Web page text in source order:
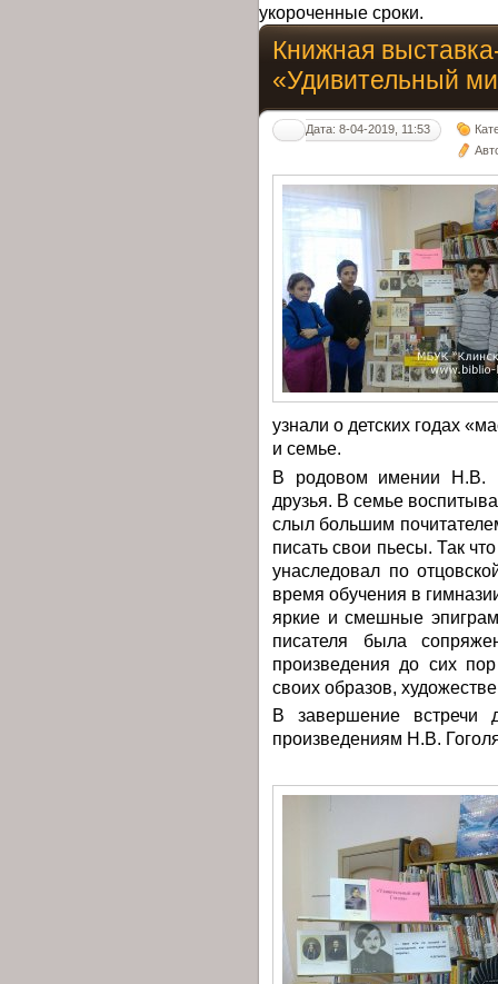
укороченные сроки.
Книжная
«Удивительный
Дата: 8-04-2019, 11:53
узнали о детских годах
и семье.
В родовом имении Н.В.
друзья. В семье
слыл большим
писать свои пьесы. Так
унаследовал по
время обучения в
яркие и смешные
писателя была
произведения до сих
своих образов,
В завершение встречи
произведениям Н.В.